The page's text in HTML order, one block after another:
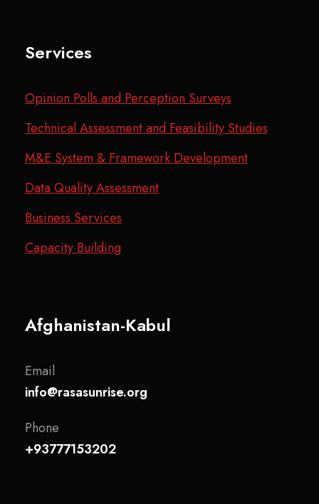
Services
Opinion Polls and Perception Surveys
Technical Assessment and Feasibility Studies
M&E System & Framework Development
Data Quality Assessment
Business Services
Capacity Building
Afghanistan-Kabul
Email
info@rasasunrise.org
Phone
+93777153202